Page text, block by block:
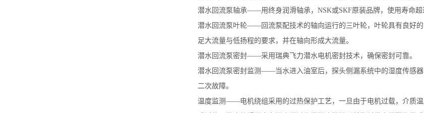
潜水回流泵轴承——用终身润滑轴承，NSK或SKF原装品牌，使用寿命超
潜水回流泵叶轮——回流泵配技术的轴向运行的三叶轮，叶轮具有良好
足大流量与低扬程的要求，并在轴向形成大流量。
潜水回流泵密封——采用瑞典飞力潜水电机密封技术，确保密封可靠。
潜水回流泵密封监测——当水进入油室后，探头侧漏系统中的湿度传感
二次故障。
温度监测——电机绕组采用的过热保护工艺，一旦由于电机过载，介质